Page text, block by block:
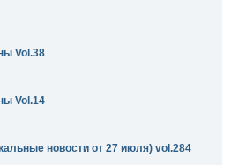
Vol.38
Vol.14
новости от 27 июля) vol.284